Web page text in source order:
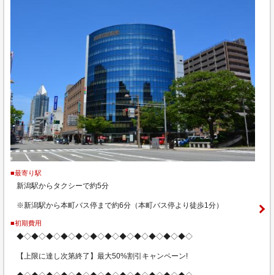
■最寄り駅
新潟駅からタクシーで約5分
※新潟駅から本町バス停まで約6分（本町バス停より徒歩1分）
■初期費用
◆◇◆◇◆◇◆◇◆◇◆◇◆◇◆◇◆◇◆◇◆◇◆◇
【上限に達し次第終了】最大50%割引キャンペーン!